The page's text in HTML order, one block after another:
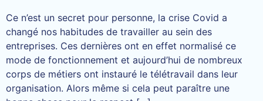
Ce n’est un secret pour personne, la crise Covid a
changé nos habitudes de travailler au sein des
entreprises. Ces dernières ont en effet normalisé ce
mode de fonctionnement et aujourd’hui de nombreux
corps de métiers ont instauré le télétravail dans leur
organisation. Alors même si cela peut paraître une